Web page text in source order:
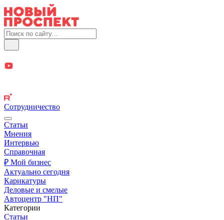
Сотрудничество
Статьи
Мнения
Интервью
Справочная
₽ Мой бизнес
Актуально сегодня
Карикатуры
Деловые и смелые
Автоцентр "НП"
Категории
Статьи